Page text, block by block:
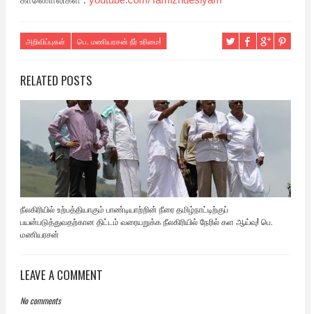
அறிவிப்புகள் பெ. மணியரசன் நீர் உரிமை!
RELATED POSTS
நீலகிரியில் உற்பத்தியாகும் பாண்டியாற்றின் நீரை தமிழ்நாட்டிற்குப்
பயன்படுத்துவதற்கான திட்டம் வரையறுக்க நீலகிரியில் நேரில் கள ஆய்வு! பெ.
மணியரசன்
LEAVE A COMMENT
No comments